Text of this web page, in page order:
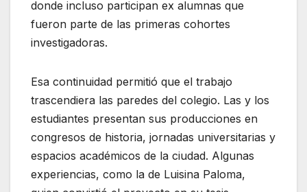
donde incluso participan ex alumnas que
fueron parte de las primeras cohortes
investigadoras.
Esa continuidad permitió que el trabajo
trascendiera las paredes del colegio. Las y los
estudiantes presentan sus producciones en
congresos de historia, jornadas universitarias y
espacios académicos de la ciudad. Algunas
experiencias, como la de Luisina Paloma,